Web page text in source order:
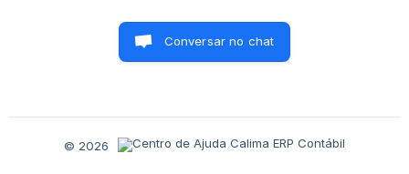
Conversar no chat
© 2026